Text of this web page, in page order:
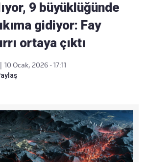
9 büyüklüğünde
gidiyor: Fay
ortaya çıktı
10 Ocak, 2026 - 17:11